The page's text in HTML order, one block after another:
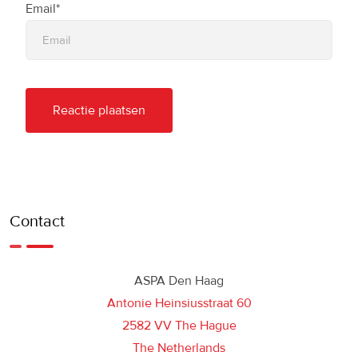
Email*
Contact
ASPA Den Haag
Antonie Heinsiusstraat 60
2582 VV The Hague
The Netherlands